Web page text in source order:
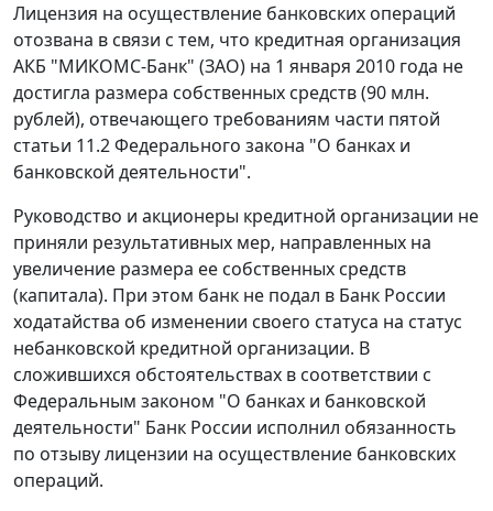
Лицензия на осуществление банковских операций
отозвана в связи с тем, что кредитная организация
АКБ "МИКОМС-Банк" (ЗАО) на 1 января 2010 года не
достигла размера собственных средств (90 млн.
рублей), отвечающего требованиям части пятой
статьи 11.2 Федерального закона "О банках и
банковской деятельности".
Руководство и акционеры кредитной организации не
приняли результативных мер, направленных на
увеличение размера ее собственных средств
(капитала). При этом банк не подал в Банк России
ходатайства об изменении своего статуса на статус
небанковской кредитной организации. В
сложившихся обстоятельствах в соответствии с
Федеральным законом "О банках и банковской
деятельности" Банк России исполнил обязанность
по отзыву лицензии на осуществление банковских
операций.